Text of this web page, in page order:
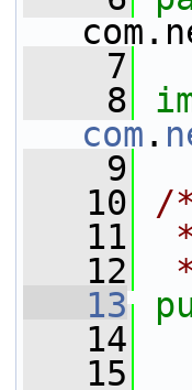
    7
    8
com .
    9
   10
/
   11
   12
   13
   14
   15